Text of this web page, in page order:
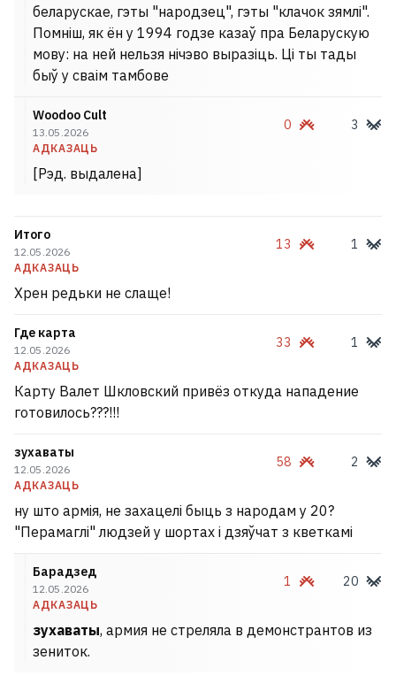
беларускае, гэты "народзец", гэты "клачок зямлі".
Помніш, як ён у 1994 годзе казаў пра Беларускую
мову: на ней нельзя нічэво выразіць. Ці ты тады
быў у сваім тамбове
Woodoo Cult
13.05.2026
АДКАЗАЦЬ
0 3
[Рэд. выдалена]
Итого
12.05.2026
АДКАЗАЦЬ
13 1
Хрен редьки не слаще!
Где карта
12.05.2026
АДКАЗАЦЬ
33 1
Карту Валет Шкловский привёз откуда нападение
готовилось???!!!
зухаваты
12.05.2026
АДКАЗАЦЬ
58 2
ну што армія, не захацелі быць з народам у 20?
"Перамаглі" людзей у шортах і дзяўчат з кветкамі
Барадзед
12.05.2026
АДКАЗАЦЬ
1 20
зухаваты, армия не стреляла в демонстрантов из
зениток.